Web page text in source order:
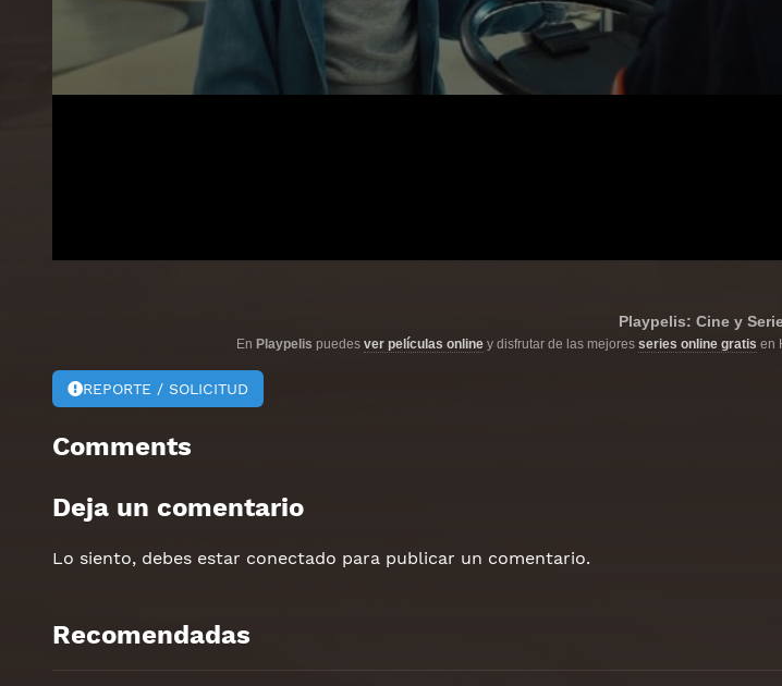
Playpelis: Cine y
En Playpelis puedes ver películas online y disfrutar de las mejores series online gratis en
REPORTE / SOLICITUD
Comments
Deja un comentario
Lo siento, debes estar conectado para publicar un comentario.
Recomendadas